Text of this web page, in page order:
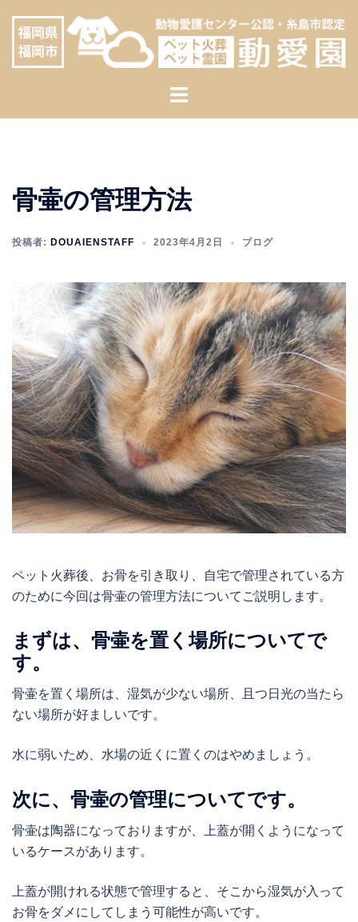
ッ
ト
ュ
ー
骨壷の管理方法
投稿者: DOUAIENSTAFF 2023年4月2日 ブログ
ペット火葬後、お骨を引き取り、自宅で管理されている方
のために今回は骨壷の管理方法についてご説明します。
まずは、骨壷を置く場所についてで
す。
骨壷を置く場所は、湿気が少ない場所、且つ日光の当たら
ない場所が好ましいです。
水に弱いため、水場の近くに置くのはやめましょう。
次に、骨壷の管理についてです。
骨壷は陶器になっておりますが、上蓋が開くようになって
いるケースがあります。
上蓋が開けれる状態で管理すると、そこから湿気が入って
お骨をダメにしてしまう可能性が高いです。